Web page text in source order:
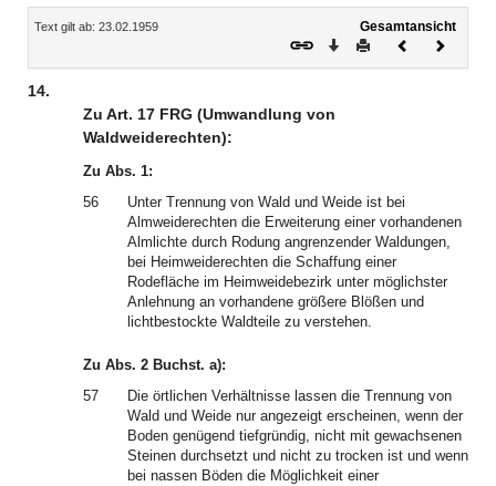
Inhalt
Text gilt ab: 23.02.1959
Gesamtansicht
Download
DruckenVorheriges
14.
Zu Art. 17 FRG (Umwandlung von
Waldweiderechten):
Zu Abs. 1:
56
Unter Trennung von Wald und Weide ist bei
Almweiderechten die Erweiterung einer vorhandenen
Almlichte durch Rodung angrenzender Waldungen,
bei Heimweiderechten die Schaffung einer
Rodefläche im Heimweidebezirk unter möglichster
Anlehnung an vorhandene größere Blößen und
lichtbestockte Waldteile zu verstehen.
Zu Abs. 2 Buchst. a):
57
Die örtlichen Verhältnisse lassen die Trennung von
Wald und Weide nur angezeigt erscheinen, wenn der
Boden genügend tiefgründig, nicht mit gewachsenen
Steinen durchsetzt und nicht zu trocken ist und wenn
bei nassen Böden die Möglichkeit einer